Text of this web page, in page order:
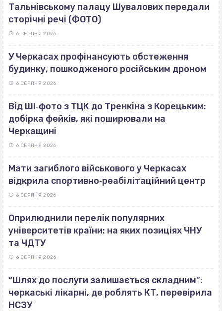
Тальнівському палацу Шувалових передали
сторічні речі (ФОТО)
6 СЕРПНЯ 2026
У Черкасах профінансують обстеження
будинку, пошкодженого російським дроном
6 СЕРПНЯ 2026
Від ШІ‐фото з ТЦК до Тренкіна з Корецьким:
добірка фейків, які поширювали на
Черкащині
6 СЕРПНЯ 2026
Мати загиблого військового у Черкасах
відкрила спортивно‐реабілітаційний центр
6 СЕРПНЯ 2026
Оприлюднили перелік популярних
університетів країни: на яких позиціях ЧНУ
та ЧДТУ
6 СЕРПНЯ 2026
“Шлях до послуги залишається складним”:
черкаські лікарні, де роблять КТ, перевірила
НСЗУ